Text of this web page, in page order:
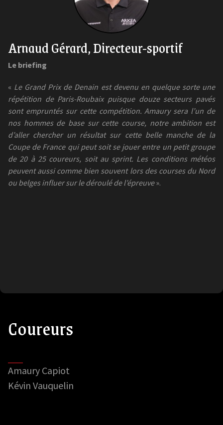
Arnaud Gérard, Directeur-sportif
Le briefing
« Le Grand Prix de Denain est devenu en quelque sorte une
répétition de Paris-Roubaix puisque douze secteurs pavés
sont empruntés sur cette compétition. Amaury sera l’un de
nos hommes de base sur cette course, notre ambition est
d’aller chercher un résultat sur cette belle manche de la
Coupe de France qui peut soit se jouer entre un petit groupe
de 20 à 25 coureurs, soit au sprint. Les conditions météos
peuvent aussi comme bien souvent lors des courses du Nord
ou belges influer sur le déroulé de l’épreuve».
Coureurs
Amaury Capiot
Kévin Vauquelin